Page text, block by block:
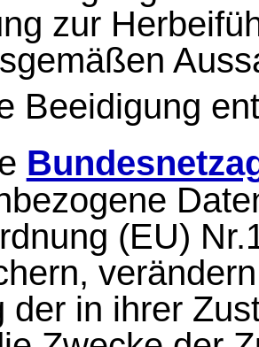
zur
Beeidigung
(EU)
der in ihrer